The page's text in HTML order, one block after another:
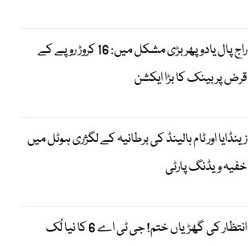
راج پال یادو پھر بڑی مشکل میں: 16 کروڑ روپے کے
قرض پر بینک کا بڑا ایکشن
زینڈایا اور ٹام ہالینڈ کی برطانیہ کے لگژری ہوٹل میں
خفیہ ویڈنگ پارٹی
انتظار کی گھڑیاں ختم! جی ٹی اے 6 کا نیا لُک